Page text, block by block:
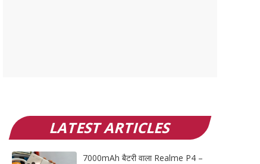
LATEST ARTICLES
7000mAh बैटरी वाला Realme P4 –